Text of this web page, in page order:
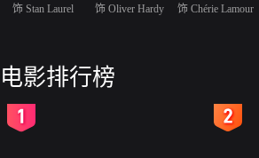
饰 Stan Laurel 饰 Oliver Hardy 饰 Chérie Lamour
电影排行榜